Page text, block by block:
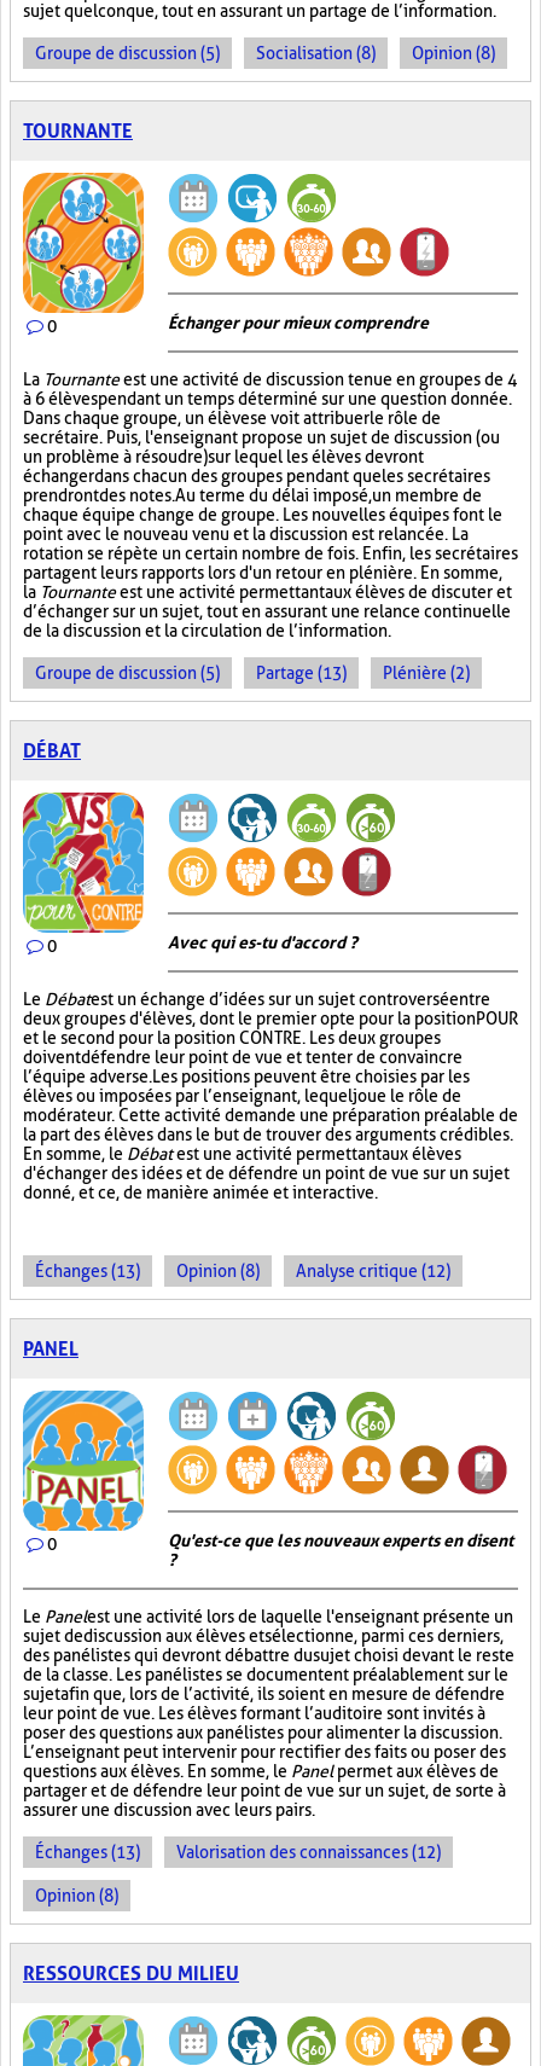
sujet quelconque, tout en assurant un partage de l’information.
Groupe de discussion (5) Socialisation (8) Opinion (8)
TOURNANTE
0 Échanger pour mieux comprendre
La Tournanteest une activité de discussion tenue en groupes de 4
à 6 élèves pendant un temps déterminé sur une question donnée.
Dans chaque groupe, un élève se voit attribuer le rôle de
secrétaire. Puis, l'enseignant propose un sujet de discussion (ou
un problème à résoudre) sur lequel les élèves devront
échanger dans chacun des groupes pendant que les secrétaires
prendront des notes. Au terme du délai imposé, un membre de
chaque équipe change de groupe. Les nouvelles équipes font le
point avec le nouveau venu et la discussion est relancée. La
rotation se répète un certain nombre de fois. Enfin, les secrétaires
partagent leurs rapports lors d'un retour en plénière. En somme,
la Tournanteest une activité permettant aux élèves de discuter et
d’échanger sur un sujet, tout en assurant une relance continuelle
de la discussion et la circulation de l’information.
Groupe de discussion (5) Partage (13) Plénière (2)
DÉBAT
0 Avec qui es-tu d'accord ?
Le Débatest un échange d’idées sur un sujet controversé entre
deux groupes d'élèves, dont le premier opte pour la position POUR
et le second pour la position CONTRE. Les deux groupes
doivent défendre leur point de vue et tenter de convaincre
l’équipe adverse. Les positions peuvent être choisies par les
élèves ou imposées par l’enseignant, lequel joue le rôle de
modérateur. Cette activité demande une préparation préalable de
la part des élèves dans le but de trouver des arguments crédibles.
En somme, le Débatest une activité permettant aux élèves
d'échanger des idées et de défendre un point de vue sur un sujet
donné, et ce, de manière animée et interactive.
Échanges (13) Opinion (8) Analyse critique (12)
PANEL
0
Qu'est-ce que les nouveaux experts en disent
?
Le Panelest une activité lors de laquelle l'enseignant présente un
sujet de discussion aux élèves et sélectionne, parmi ces derniers,
des panélistes qui devront débattre du sujet choisi devant le reste
de la classe. Les panélistes se documentent préalablement sur le
sujet afin que, lors de l’activité, ils soient en mesure de défendre
leur point de vue. Les élèves formant l’auditoire sont invités à
poser des questions aux panélistes pour alimenter la discussion.
L’enseignant peut intervenir pour rectifier des faits ou poser des
questions aux élèves. En somme, le Panelpermet aux élèves de
partager et de défendre leur point de vue sur un sujet, de sorte à
assurer une discussion avec leurs pairs.
Échanges (13) Valorisation des connaissances (12)
Opinion (8)
RESSOURCES DU MILIEU